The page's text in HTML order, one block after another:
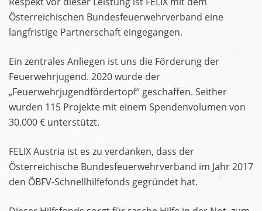
Österreichischen Bundesfeuerwehrverband eine
langfristige Partnerschaft eingegangen.
Ein zentrales Anliegen ist uns die Förderung der
Feuerwehrjugend. 2020 wurde der
„Feuerwehrjugendfördertopf“ geschaffen. Seither
wurden 115 Projekte mit einem Spendenvolumen von
30.000 € unterstützt.
FELIX Austria ist es zu verdanken, dass der
Österreichische Bundesfeuerwehrverband im Jahr 2017
den ÖBFV-Schnellhilfefonds gegründet hat.